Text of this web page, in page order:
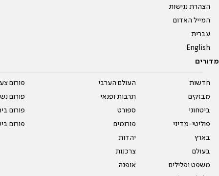
הצהרת נגישות
המייל האדום
עברית
English
מדורים
חדשות
מבזקים
ביטחוני
פוליטי-מדיני
בארץ
בעולם
משפט ופלילים
העולם הערבי
תרבות ופנאי
ספורט
פורומים
יהדות
צרכנות
אופנה
פורום
פורום
פורום
פורום